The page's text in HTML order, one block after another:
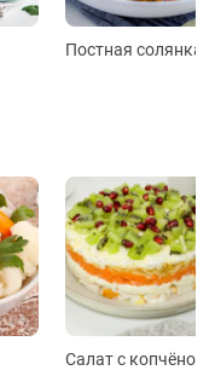
Постная солянка
Салат с копчёной